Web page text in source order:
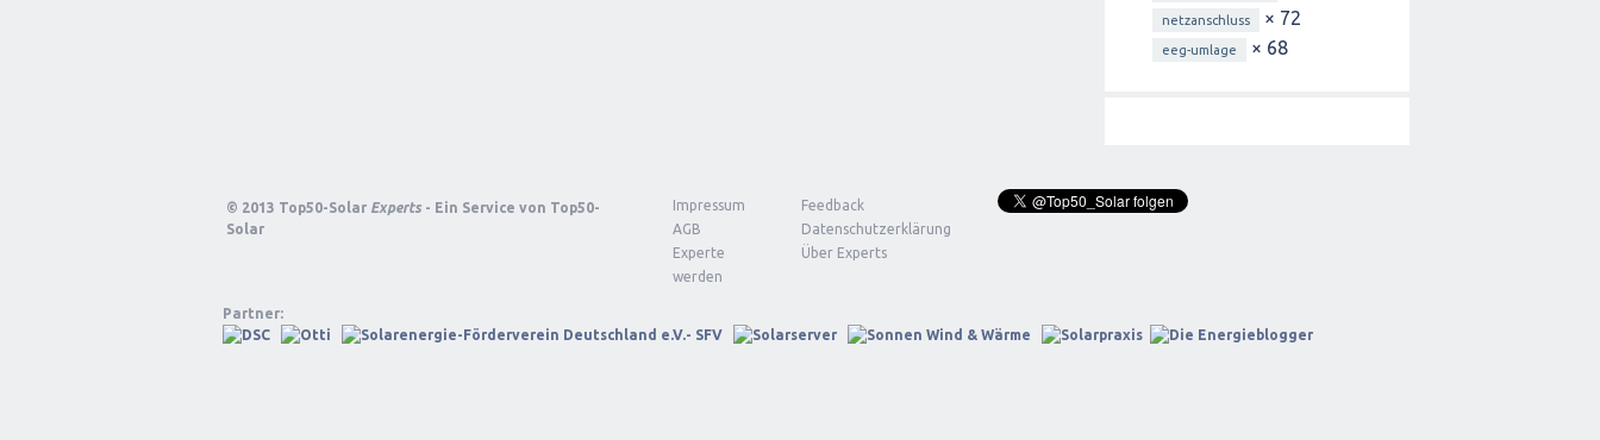
netzanschluss × 72
eeg-umlage × 68
© 2013 Top50-Solar Experts - Ein Service von Top50-
Solar
Impressum
Feedback
AGB
Datenschutzerklärung
Experte
werden
Über Experts
Partner: